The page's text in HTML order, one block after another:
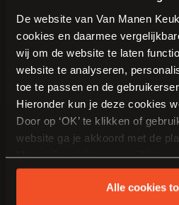
De website van Van Manen
cookies en daarmee
wij om de website te laten
website te analyseren,
toe te passen en de
Hieronder kun je deze cookies
Door op ‘OK’ te klikken of
website ga je akkoord met de
Meer informatie over cookies
persoonsgegevens door Van
Alle cookies
Leveren en monteren
Duiven?
Ja. Van Manen Keukens begeleidt
Wat kost een nieuwe